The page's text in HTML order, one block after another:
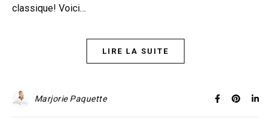
classique! Voici…
LIRE LA SUITE
Marjorie Paquette